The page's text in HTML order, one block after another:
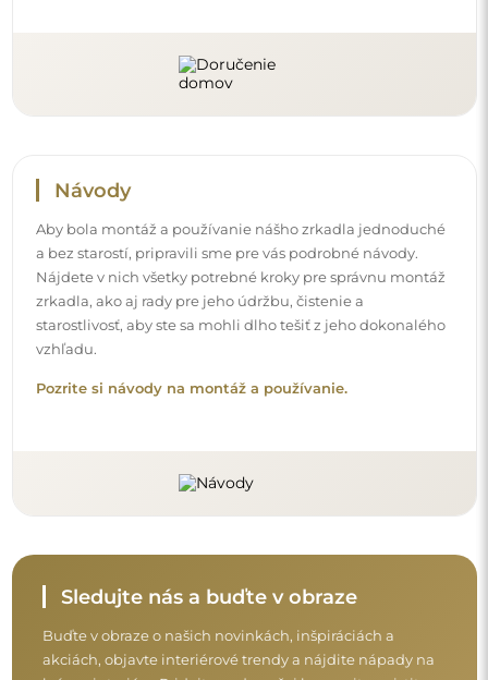
Buďte v obraze o našich novinkách, inšpiráciách a
krásne interiéry. Pridajte sa do našej komunity a zistite,
čo si pre vás špeciálne pripravujeme!
Skôr než dokončíte nákup, prečítajte si naše
podmienky vrátenia tovaru.
Obchodné podmienky